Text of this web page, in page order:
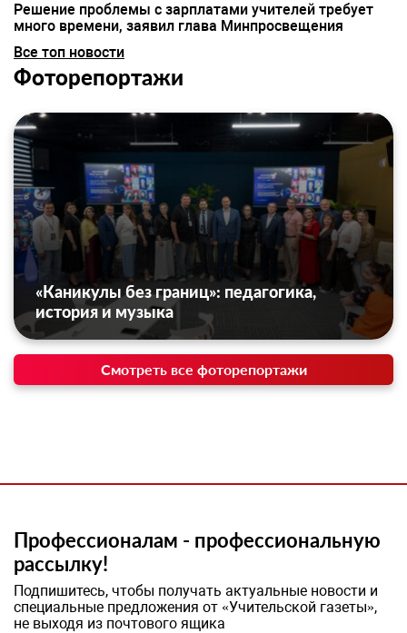
Решение проблемы с зарплатами учителей требует
много времени, заявил глава Минпросвещения
Все топ новости
Фоторепортажи
«Каникулы без границ»: педагогика,
история и музыка
Смотреть все фоторепортажи
Профессионалам - профессиональную
рассылку!
Подпишитесь, чтобы получать актуальные новости и
специальные предложения от «Учительской газеты»,
не выходя из почтового ящика